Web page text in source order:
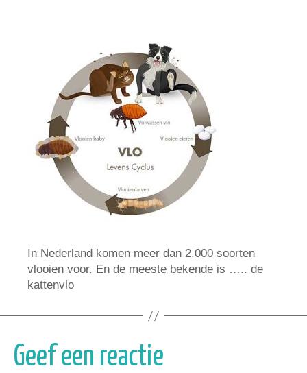
In Nederland komen meer dan 2.000 soorten
vlooien voor. En de meeste bekende is ….. de
kattenvlo
Geef een reactie